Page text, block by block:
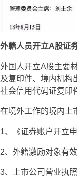
外籍人员开立A股证
外国人开立A股主要
及复印件、境内机构
社会信用代码证复印
在境外工作的境内上
1、《证券账户开立申
2、外籍激励对象有
3、上市公司营业执